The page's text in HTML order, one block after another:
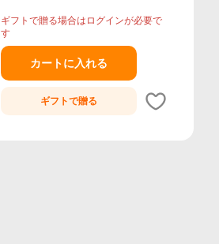
ギフトで贈る場合はログインが必要で
す
カートに入れる
ギフトで贈る